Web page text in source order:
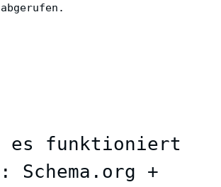
es funktioniert
Schema.org +